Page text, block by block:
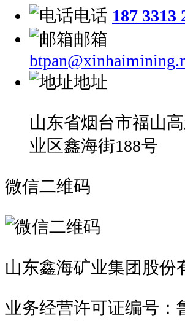
电话 187 3313
邮箱
地址
山东省烟台市福山
业区鑫海街188号
微信二维码
山东鑫海矿业集团股份
业务经营许可证编号：